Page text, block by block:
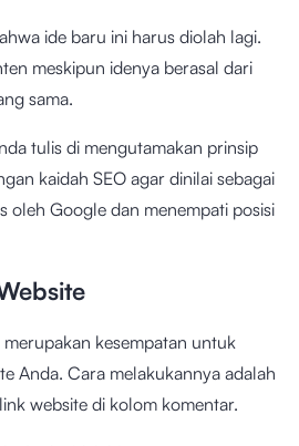
ide baru ini harus diolah lagi.
meskipun idenya berasal dari
sama.
tulis di mengutamakan prinsip
kaidah SEO agar dinilai sebagai
oleh Google dan menempati posisi
kesempatan untuk
Anda. Cara melakukannya adalah
website di kolom komentar.